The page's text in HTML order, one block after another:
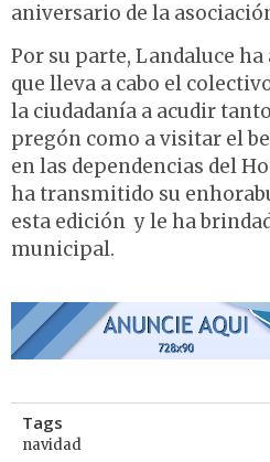
aniversario de la
Por su parte, Landaluce
que lleva a cabo el
la ciudadanía a acudir
pregón como a visitar el
en las dependencias del
ha transmitido su
esta edición y le ha
municipal.
Tags
navidad